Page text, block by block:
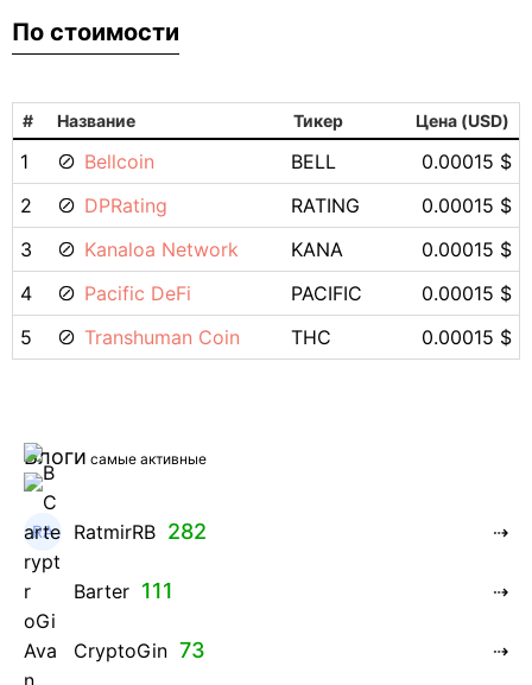
По стоимости
# Название Тикер Цена (USD)
1 Bellcoin BELL
0.00015 $
2
DPRating RATING
0.00015 $
3
Kanaloa Network KANA
0.00015 $
4
Pacific DeFi PACIFIC
0.00015 $
5
Transhuman Coin THC 0.00015 $
Блоги самые активные
RatmirRB 282
Barter 111
CryptoGin 73